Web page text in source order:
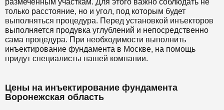
размеченным участкам. Для этого важно соблюдать не
только расстояние, но и угол, под которым будет
выполняться процедура. Перед установкой инъекторов
выполняется продувка углублений и непосредственно
сама процедура. При необходимости выполнить
инъектирование фундамента в Москве, на помощь
придут специалисты нашей компании.
Цены на инъектирование фундамента
Воронежская область